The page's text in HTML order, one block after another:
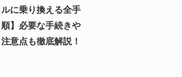
ルに乗り換える全手
順】必要な手続きや
注意点も徹底解説！